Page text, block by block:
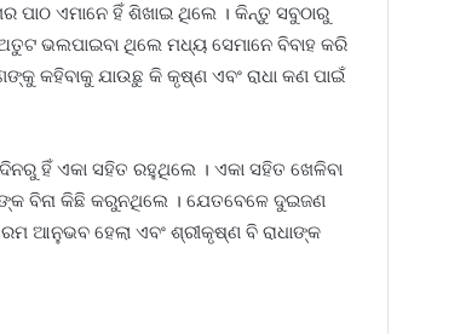
ପାଠ ଏମାନେ ହିଁ ଶିଖାଇ ଥିଲେ । କିନ୍ତୁ ସବୁଠାରୁ
ଭଲପାଇବା ଥିଲେ ମଧ୍ୟ ସେମାନେ ବିବାହ କରି
କହିବାକୁ ଯାଉଛୁ କି କୃଷ୍ଣ ଏବଂ ରାଧା କଣ ପାଇଁ
ହିଁ ଏକା ସହିତ ରହୁଥିଲେ । ଏକା ସହିତ ଖେଳିବା
ବିନା କିଛି କରୁନଥିଲେ । ଯେତବେଳେ ଦୁଇଜଣ
ଆନୁଭବ ହେଲା ଏବଂ ଶ୍ରୀକୃଷ୍ଣ ବି ରାଧାଙ୍କ